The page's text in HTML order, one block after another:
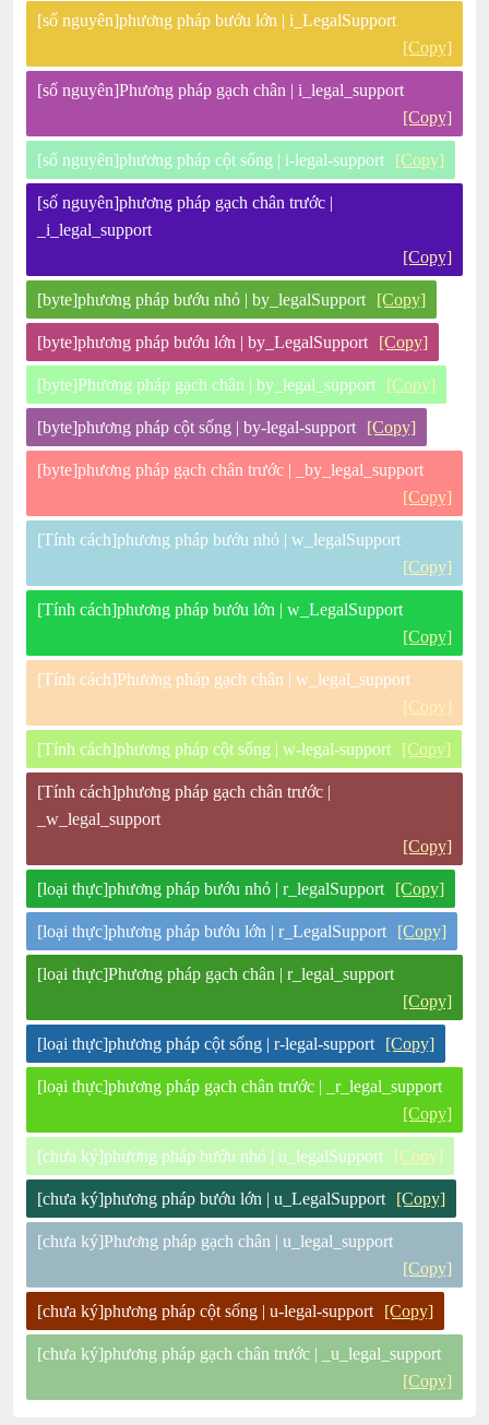
[số nguyên]phương pháp bướu lớn | i_LegalSupport
[Copy]
[số nguyên]Phương pháp gạch chân | i_legal_support
[Copy]
[số nguyên]phương pháp cột sống | i-legal-support [Copy]
[số nguyên]phương pháp gạch chân trước |
_i_legal_support
[Copy]
[byte]phương pháp bướu nhỏ | by_legalSupport [Copy]
[byte]phương pháp bướu lớn | by_LegalSupport [Copy]
[byte]Phương pháp gạch chân | by_legal_support [Copy]
[byte]phương pháp cột sống | by-legal-support [Copy]
[byte]phương pháp gạch chân trước | _by_legal_support
[Copy]
[Tính cách]phương pháp bướu nhỏ | w_legalSupport
[Copy]
[Tính cách]phương pháp bướu lớn | w_LegalSupport
[Copy]
[Tính cách]Phương pháp gạch chân | w_legal_support
[Copy]
[Tính cách]phương pháp cột sống | w-legal-support [Copy]
[Tính cách]phương pháp gạch chân trước |
_w_legal_support
[Copy]
[loại thực]phương pháp bướu nhỏ | r_legalSupport [Copy]
[loại thực]phương pháp bướu lớn | r_LegalSupport [Copy]
[loại thực]Phương pháp gạch chân | r_legal_support
[Copy]
[loại thực]phương pháp cột sống | r-legal-support [Copy]
[loại thực]phương pháp gạch chân trước | _r_legal_support
[Copy]
[chưa ký]phương pháp bướu nhỏ | u_legalSupport [Copy]
[chưa ký]phương pháp bướu lớn | u_LegalSupport [Copy]
[chưa ký]Phương pháp gạch chân | u_legal_support
[Copy]
[chưa ký]phương pháp cột sống | u-legal-support [Copy]
[chưa ký]phương pháp gạch chân trước | _u_legal_support
[Copy]